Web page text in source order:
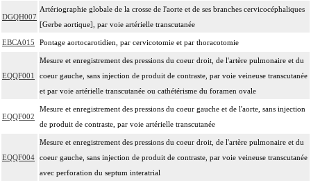
DGQH007
Artériographie globale de la crosse de l'aorte et de ses branches cervicocéphaliques
[Gerbe aortique], par voie artérielle transcutanée
EBCA015 Pontage aortocarotidien, par cervicotomie et par thoracotomie
EQQF001
Mesure et enregistrement des pressions du coeur droit, de l'artère pulmonaire et du
coeur gauche, sans injection de produit de contraste, par voie veineuse transcutanée
et par voie artérielle transcutanée ou cathétérisme du foramen ovale
EQQF002
Mesure et enregistrement des pressions du coeur gauche et de l'aorte, sans injection
de produit de contraste, par voie artérielle transcutanée
EQQF004
Mesure et enregistrement des pressions du coeur droit, de l'artère pulmonaire et du
coeur gauche, sans injection de produit de contraste, par voie veineuse transcutanée
avec perforation du septum interatrial